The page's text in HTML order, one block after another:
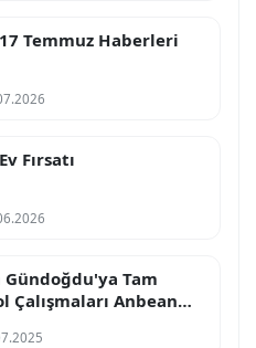
Temmuz Haberleri
Fırsatı
Gündoğdu'ya Tam
Çalışmaları Anbean